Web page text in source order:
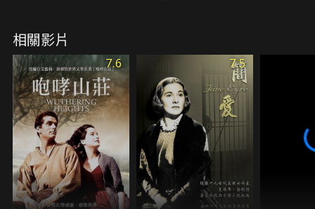
相關影片
7.6 7.5